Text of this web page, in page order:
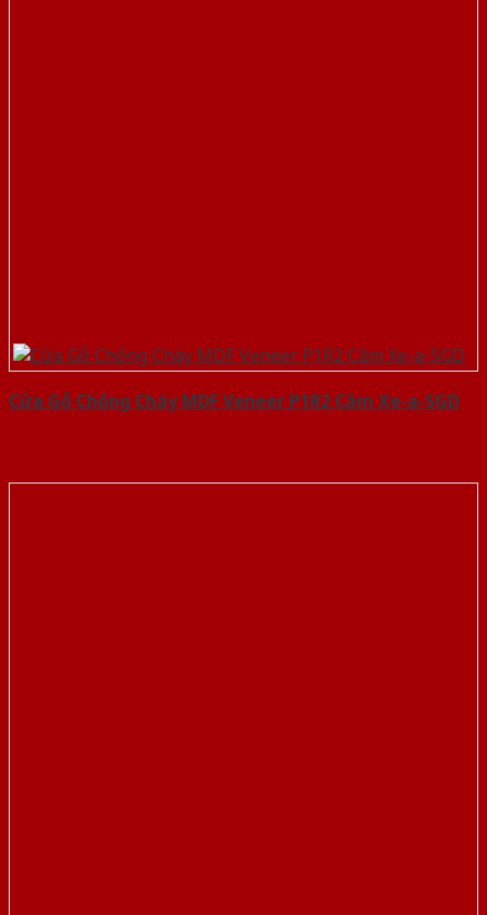
Cửa Gỗ Chống Cháy MDF Veneer P1R2 Căm Xe-a-SGD